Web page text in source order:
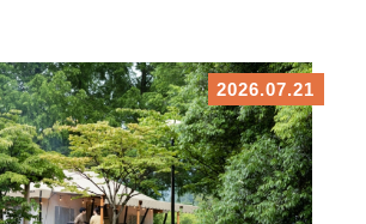
2026.07.21